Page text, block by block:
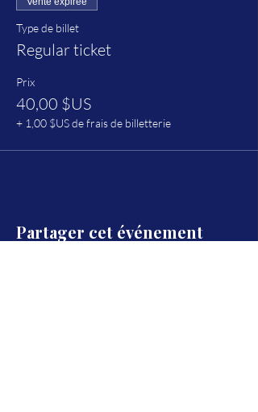
Type de billet
Regular ticket
Prix
40,00 $US
+ 1,00 $US de frais de billetterie
Partager cet événement